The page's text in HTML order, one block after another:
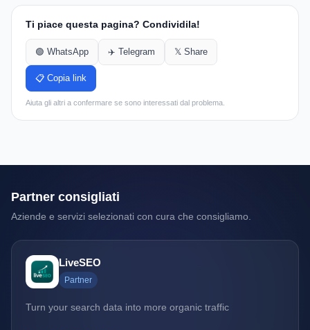
Ti piace questa pagina? Condividila!
🟢 WhatsApp ✈️ Telegram 𝕏 Share
📋 Copia link
Aiuta gli altri a confermare se sono interessati dal problema.
Partner consigliati
Aziende e servizi selezionati con cura che consigliamo.
LiveSEO
Partner
Turn your search data into more organic traffic